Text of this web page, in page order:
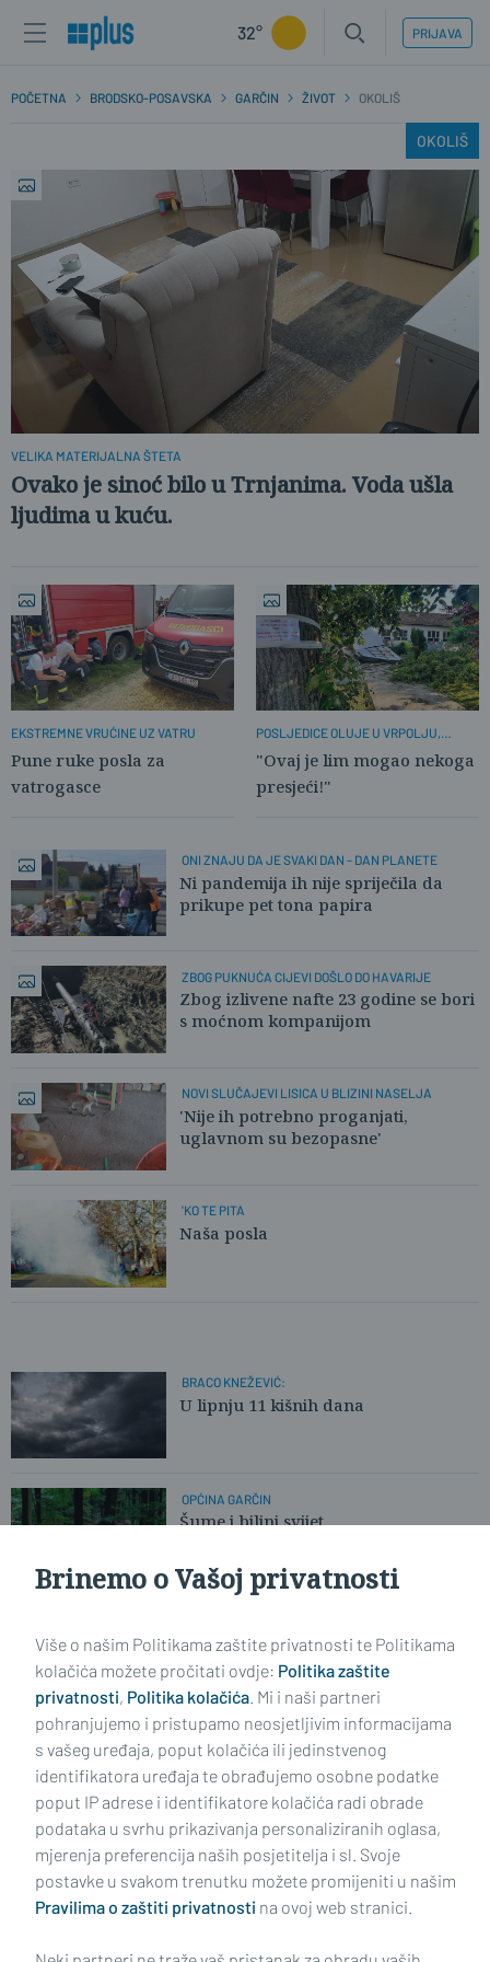
32° PRIJAVA
POČETNA BRODSKO-POSAVSKA GARČIN ŽIVOT OKOLIŠ
OKOLIŠ
VELIKA MATERIJALNA ŠTETA
Ovako je sinoć bilo u Trnjanima. Voda ušla
ljudima u kuću.
EKSTREMNE VRUĆINE UZ VATRU
Pune ruke posla za
vatrogasce
POSLJEDICE OLUJE U VRPOLJU,
"Ovaj je lim mogao nekoga
presjeći!"
ONI ZNAJU DA JE SVAKI DAN - DAN PLANETE
Ni pandemija ih nije spriječila da
prikupe pet tona papira
ZBOG PUKNUĆA CIJEVI DOŠLO DO HAVARIJE
Zbog izlivene nafte 23 godine se bori
s moćnom kompanijom
NOVI SLUČAJEVI LISICA U BLIZINI NASELJA
'Nije ih potrebno proganjati,
uglavnom su bezopasne'
'KO TE PITA
Naša posla
BRACO KNEŽEVIĆ:
U lipnju 11 kišnih dana
OPĆINA GARČIN
Šume i biljni svijet
Impressum Uvjeti korištenja Politika privatnosti
Politika kolačića Kontakt Pritužbe Suradnici
Brinemo o Vašoj privatnosti
Više o našim Politikama zaštite privatnosti te Politikama
kolačića možete pročitati ovdje: Politika zaštite
privatnosti, Politika kolačića. Mi i naši partneri
pohranjujemo i pristupamo neosjetljivim informacijama
s vašeg uređaja, poput kolačića ili jedinstvenog
identifikatora uređaja te obrađujemo osobne podatke
poput IP adrese i identifikatore kolačića radi obrade
podataka u svrhu prikazivanja personaliziranih oglasa,
mjerenja preferencija naših posjetitelja i sl. Svoje
postavke u svakom trenutku možete promijeniti u našim
Pravilima o zaštiti privatnosti na ovoj web stranici.